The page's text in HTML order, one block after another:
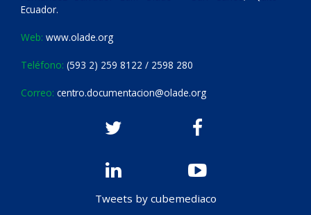
Ecuador.
Web: www.olade.org
Teléfono: (593 2) 259 8122 / 2598 280
Correo: centro.documentacion@olade.org
Tweets by cubemediaco